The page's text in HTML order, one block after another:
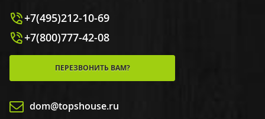
+7(495)212-10-69
+7(800)777-42-08
ПЕРЕЗВОНИТЬ ВАМ?
dom@topshouse.ru